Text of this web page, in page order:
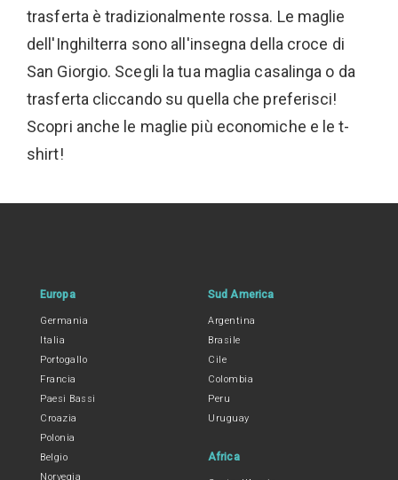
trasferta è tradizionalmente rossa. Le maglie
dell'Inghilterra sono all'insegna della croce di
San Giorgio. Scegli la tua maglia casalinga o da
trasferta cliccando su quella che preferisci!
Scopri anche le maglie più economiche e le t-
shirt!
Europa
Germania
Italia
Portogallo
Francia
Paesi Bassi
Croazia
Polonia
Belgio
Norvegia
Sud America
Argentina
Brasile
Cile
Colombia
Peru
Uruguay
Africa